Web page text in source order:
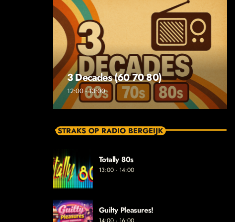
3 Decades (60 70 80)
12:00 - 13:00
STRAKS OP RADIO BERGEIJK
Totally 80s
13:00 - 14:00
Guilty Pleasures!